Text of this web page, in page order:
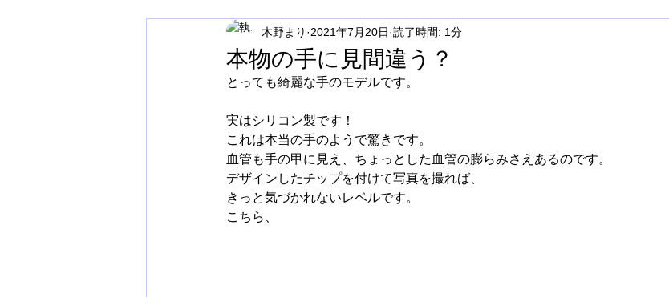
本物の手に見間違う？
木野まり 2021年7月20日 読了時間: 1分
とっても綺麗な手のモデルです。
実はシリコン製です！
これは本当の手のようで驚きです。
血管も手の甲に見え、ちょっとした血管の膨らみさえあるのです。
デザインしたチップを付けて写真を撮れば、
きっと気づかれないレベルです。
こちら、